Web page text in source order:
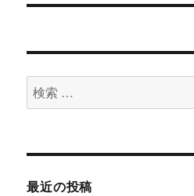
ン
稿:
検
索
象:
最近の投稿